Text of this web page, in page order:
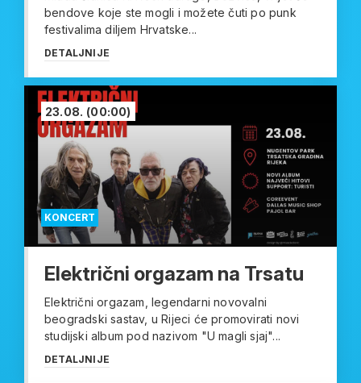
bendove koje ste mogli i možete čuti po punk
festivalima diljem Hrvatske...
DETALJNIJE
KONCERT
23.08. (00:00)
Električni orgazam na Trsatu
Električni orgazam, legendarni novovalni
beogradski sastav, u Rijeci će promovirati novi
studijski album pod nazivom "U magli sjaj"...
DETALJNIJE